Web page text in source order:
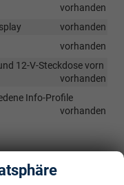
vorhanden
vorhanden
vorhanden
12-V-Steckdose vorn
vorhanden
Info-Profile
vorhanden